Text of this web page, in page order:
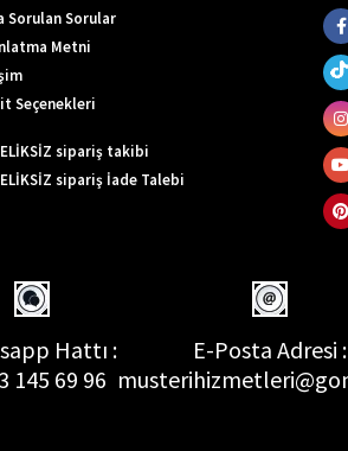
Sorulan Sorular
Metni
Seçenekleri
sipariş takibi
sipariş İade Talebi
Hattı :
145 69 96
E-Posta Adresi :